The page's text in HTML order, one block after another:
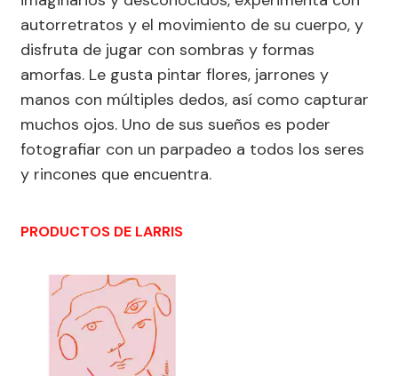
autorretratos y el movimiento de su cuerpo, y
disfruta de jugar con sombras y formas
amorfas. Le gusta pintar flores, jarrones y
manos con múltiples dedos, así como capturar
muchos ojos. Uno de sus sueños es poder
fotografiar con un parpadeo a todos los seres
y rincones que encuentra.
PRODUCTOS DE LARRIS